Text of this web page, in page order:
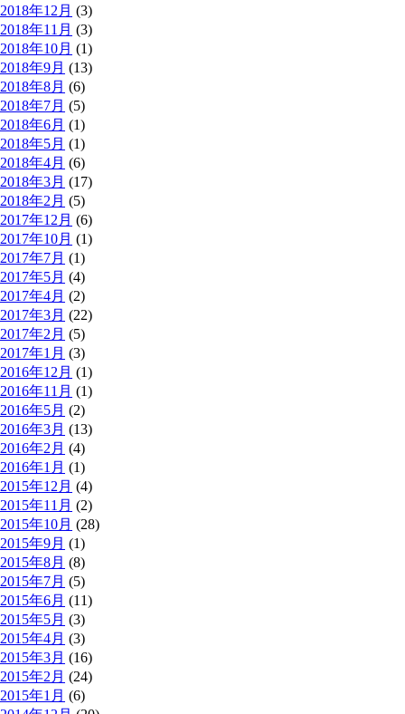
2018年12月 (3)
2018年11月 (3)
2018年10月 (1)
2018年9月 (13)
2018年8月 (6)
2018年7月 (5)
2018年6月 (1)
2018年5月 (1)
2018年4月 (6)
2018年3月 (17)
2018年2月 (5)
2017年12月 (6)
2017年10月 (1)
2017年7月 (1)
2017年5月 (4)
2017年4月 (2)
2017年3月 (22)
2017年2月 (5)
2017年1月 (3)
2016年12月 (1)
2016年11月 (1)
2016年5月 (2)
2016年3月 (13)
2016年2月 (4)
2016年1月 (1)
2015年12月 (4)
2015年11月 (2)
2015年10月 (28)
2015年9月 (1)
2015年8月 (8)
2015年7月 (5)
2015年6月 (11)
2015年5月 (3)
2015年4月 (3)
2015年3月 (16)
2015年2月 (24)
2015年1月 (6)